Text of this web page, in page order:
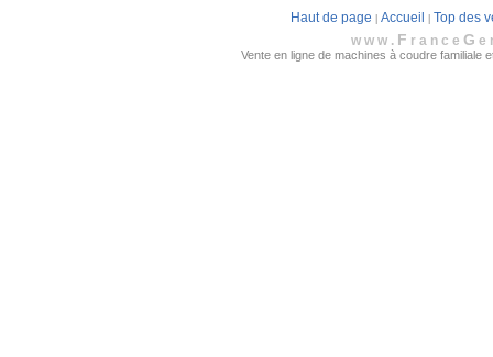
Haut de page Accueil
Top des
www. F rance G
Vente en ligne de machines à coudre familiale